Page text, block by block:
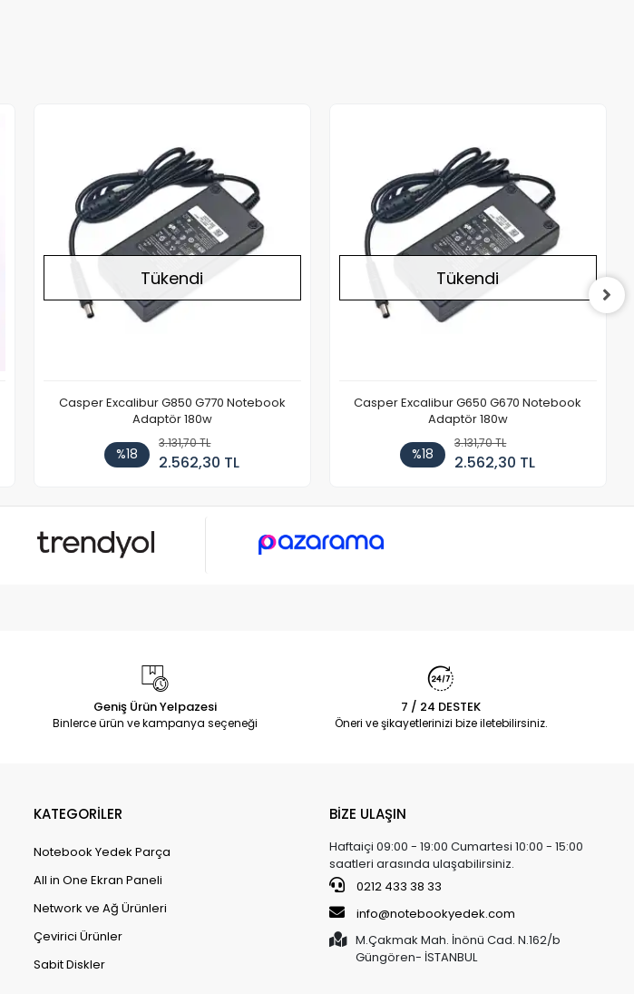
Tükendi
Casper Excalibur G850 G770 Notebook
Adaptör 180w
%18
3.131,70 TL
2.562,30 TL
Tükendi
Casper Excalibur G650 G670 Notebook
Adaptör 180w
%18
3.131,70 TL
2.562,30 TL
Geniş Ürün Yelpazesi
Binlerce ürün ve kampanya seçeneği
7 / 24 DESTEK
Öneri ve şikayetlerinizi bize iletebilirsiniz.
KATEGORİLER
Notebook Yedek Parça
All in One Ekran Paneli
Network ve Ağ Ürünleri
Çevirici Ürünler
Sabit Diskler
BİZE ULAŞIN
Haftaiçi 09:00 - 19:00 Cumartesi 10:00 - 15:00
saatleri arasında ulaşabilirsiniz.
0212 433 38 33
info@notebookyedek.com
M.Çakmak Mah. İnönü Cad. N.162/b
Güngören- İSTANBUL